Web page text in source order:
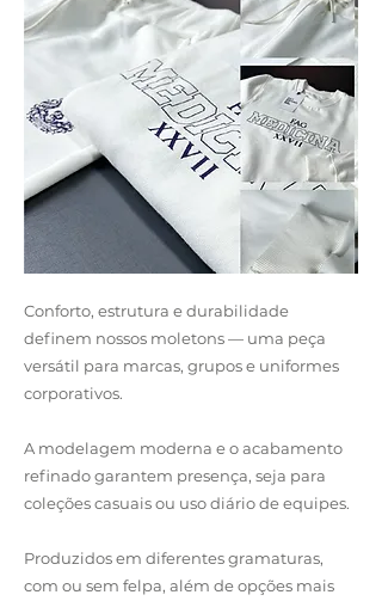
Conforto, estrutura e durabilidade
definem nossos moletons — uma peça
versátil para marcas, grupos e uniformes
corporativos.
A modelagem moderna e o acabamento
refinado garantem presença, seja para
coleções casuais ou uso diário de equipes.
Produzidos em diferentes gramaturas,
com ou sem felpa, além de opções mais